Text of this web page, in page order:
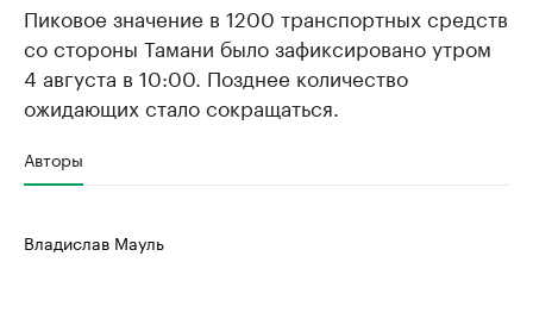
Пиковое значение в 1200 транспортных средств
со стороны Тамани было зафиксировано утром
4 августа в 10:00. Позднее количество
ожидающих стало сокращаться.
Авторы
Владислав Мауль